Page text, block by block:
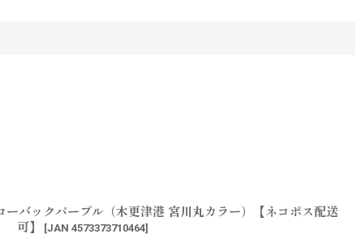
バックパープル（木更津港 宮川丸カラー）【ネコポス配送
可】
[JAN 4573373710464]